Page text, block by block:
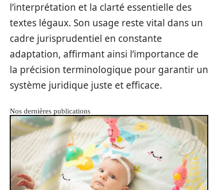
l’interprétation et la clarté essentielle des
textes légaux. Son usage reste vital dans un
cadre jurisprudentiel en constante
adaptation, affirmant ainsi l’importance de
la précision terminologique pour garantir un
système juridique juste et efficace.
Nos dernières publications